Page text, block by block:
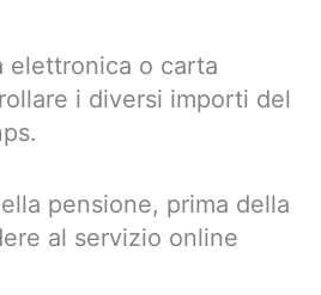
elettronica o carta
i diversi importi del
pensione, prima della
al servizio online